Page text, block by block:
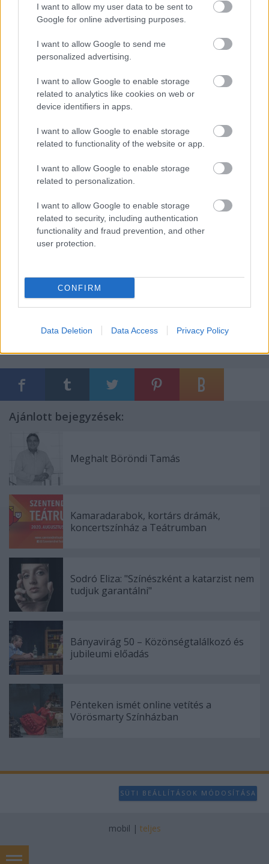
I want to allow my user data to be sent to
Google for online advertising purposes.
I want to allow Google to send me
personalized advertising.
I want to allow Google to enable storage
related to analytics like cookies on web or
device identifiers in apps.
I want to allow Google to enable storage
related to functionality of the website or app.
I want to allow Google to enable storage
related to personalization.
I want to allow Google to enable storage
related to security, including authentication
functionality and fraud prevention, and other
user protection.
CONFIRM
Data Deletion Data Access Privacy Policy
A Kolozsvári Magyar Napok alkalmával
, augusztus
22-én délelőttÓzmulatságra készülünk
utcában felállított színházsátorban az előadás jól
ismert szereplőiÓzdalokat és táncokat tanítanak
legifjabb rajongóiknak. De ahhoz, hogy mindenki
szereplővé válhasson, a nagy varázsló
birodalmát is a sátorba kell hoznunk.
Kíváncsian várjuk díszlet- és jelmezterv ötleteiteket,
melyekkel az Apróteraszt mesés birodalommá
varázsolhatjuk. A terveket legkésőbbaugusztus 19-
várjuka színház portáján leadott borítékban
A legígéretesebb tervezők rajzait a Napsugár és a
Ajánlott bejegyzések:
Meghalt Böröndi Tamás
Kamaradarabok, kortárs drámák,
koncertszínház a Teátrumban
Sodró Eliza: "Színészként a katarzist nem
tudjuk garantálni"
Bányavirág 50 – Közönségtalálkozó és
jubileumi előadás
Pénteken ismét online vetítés a
Vörösmarty Színházban
SÜTI BEÁLLÍTÁSOK MÓDOSÍTÁSA
mobil | teljes